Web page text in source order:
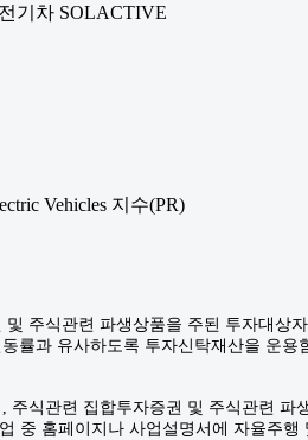
기차 SOLACTIVE
Vehicles 지수(PR)
주식관련 파생상품을 주된 투자대상
률과 유사하도록 투자신탁재산을 운용
식관련 집합투자증권 및 주식관련 파
중 홈페이지나 사업설명서에 자율주